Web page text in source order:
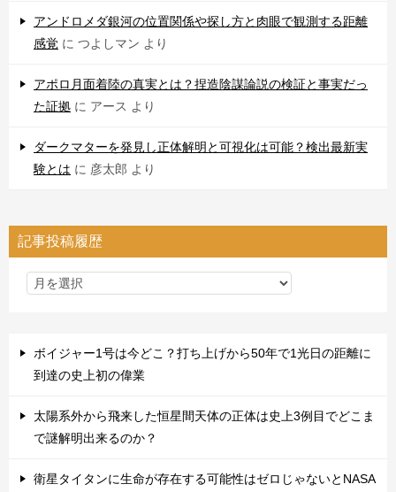
アンドロメダ銀河の位置関係や探し方と肉眼で観測する距離
感覚 に つよしマン より
アポロ月面着陸の真実とは？捏造陰謀論説の検証と事実だっ
た証拠 に アース より
ダークマターを発見し正体解明と可視化は可能？検出最新実
験とは に 彦太郎 より
記事投稿履歴
ボイジャー1号は今どこ？打ち上げから50年で1光日の距離に
到達の史上初の偉業
太陽系外から飛来した恒星間天体の正体は史上3例目でどこま
で謎解明出来るのか？
衛星タイタンに生命が存在する可能性はゼロじゃないとNASA